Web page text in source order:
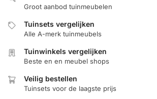
Groot aanbod tuinmeubelen
Tuinsets vergelijken
Alle A-merk tuinmeubels
Tuinwinkels vergelijken
Beste en en meubel shops
Veilig bestellen
Tuinsets voor de laagste prijs